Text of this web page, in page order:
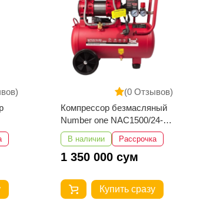
(0 Отзывов)
Компрессор безмасляный
Number one NAC1500/24-
PRO
В наличии Рассрочка
1 350 000 сум
Купить сразу